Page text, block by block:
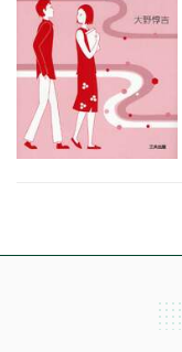
在庫状況
価格帯